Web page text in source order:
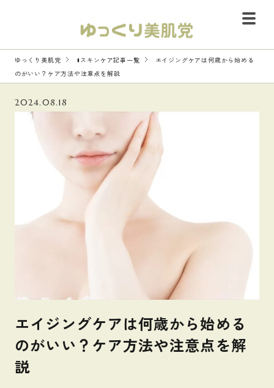
ゆっくり美肌党 #スキンケア記事一覧
エイジングケアは何歳から始める
のがいい？ケア方法や注意点を解説
2024.08.18
エイジングケアは何歳から始める
のがいい？ケア方法や注意点を解
説